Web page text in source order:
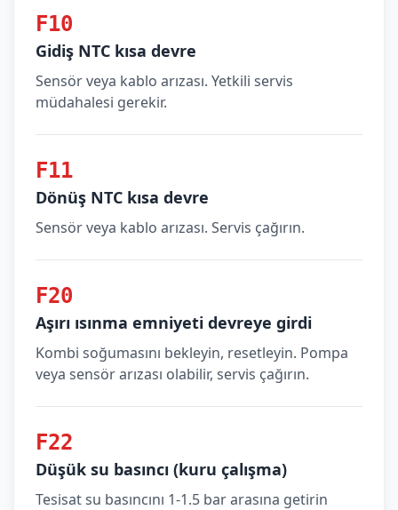
F10
Gidiş NTC kısa devre
Sensör veya kablo arızası. Yetkili servis
müdahalesi gerekir.
F11
Dönüş NTC kısa devre
Sensör veya kablo arızası. Servis çağırın.
F20
Aşırı ısınma emniyeti devreye girdi
Kombi soğumasını bekleyin, resetleyin. Pompa
veya sensör arızası olabilir, servis çağırın.
F22
Düşük su basıncı (kuru çalışma)
Tesisat su basıncını 1-1.5 bar arasına getirin